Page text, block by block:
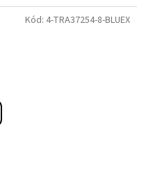
Kód: 4-TRA37254-8-BLUEX